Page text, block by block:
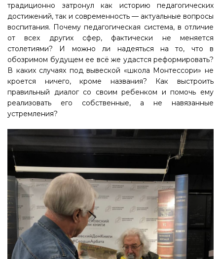
традиционно затронул как историю педагогических
достижений, так и современность — актуальные вопросы
воспитания. Почему педагогическая система, в отличие
от всех других сфер, фактически не меняется
столетиями? И можно ли надеяться на то, что в
обозримом будущем ее всё же удастся реформировать?
В каких случаях под вывеской «школа Монтессори» не
кроется ничего, кроме названия? Как выстроить
правильный диалог со своим ребенком и помочь ему
реализовать его собственные, а не навязанные
устремления?